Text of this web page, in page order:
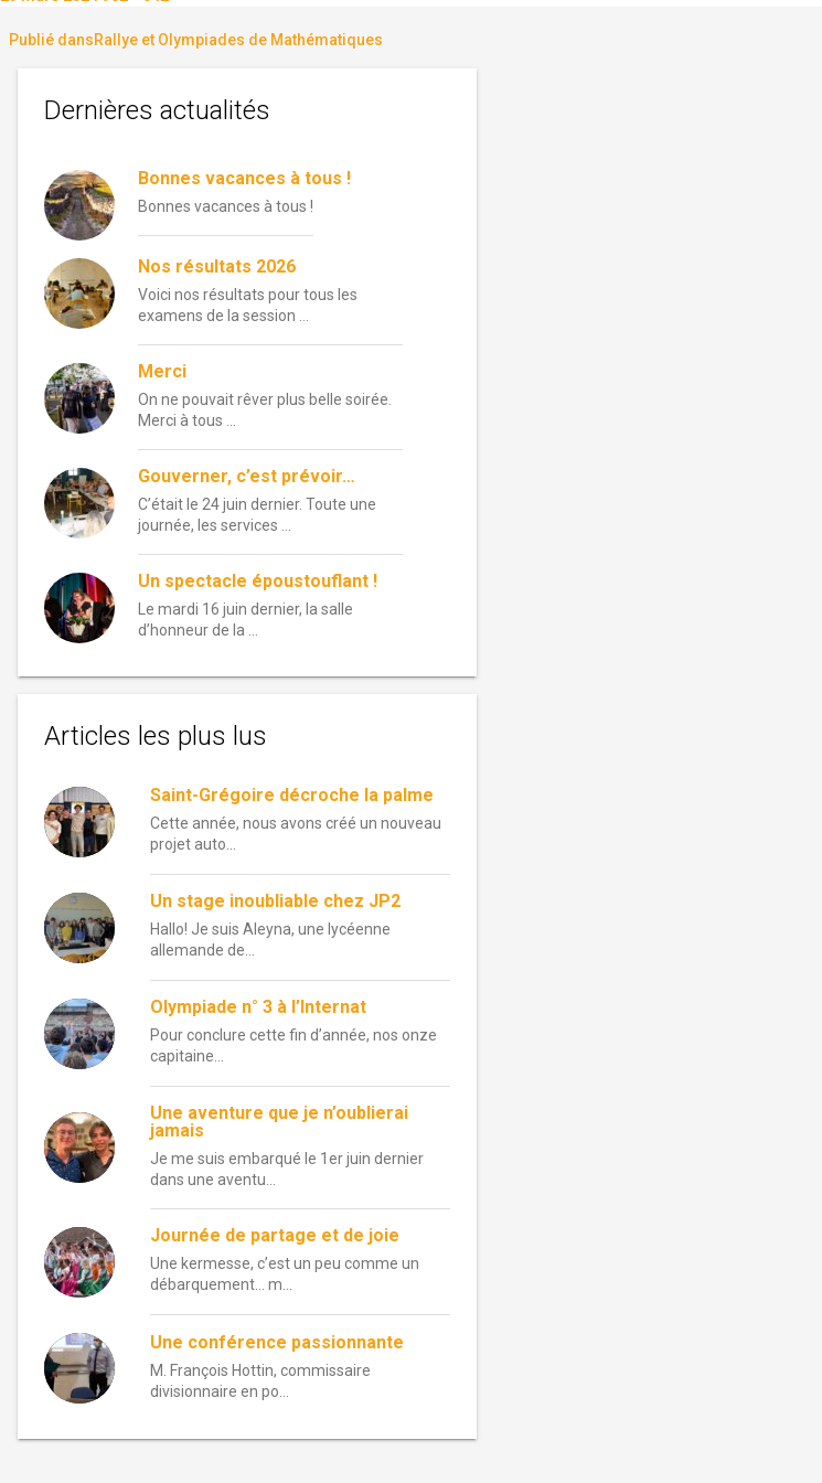
Navigation
de
l’article
Publié dansRallye et Olympiades de Mathématiques
Dernières actualités
Bonnes vacances à tous !
Bonnes vacances à tous !
Nos résultats 2026
Voici nos résultats pour tous les
examens de la session …
Merci
On ne pouvait rêver plus belle soirée.
Merci à tous …
Gouverner, c’est prévoir…
C’était le 24 juin dernier. Toute une
journée, les services …
Un spectacle époustouflant !
Le mardi 16 juin dernier, la salle
d’honneur de la …
Articles les plus lus
Saint-Grégoire décroche la palme
Cette année, nous avons créé un nouveau
projet auto...
Un stage inoubliable chez JP2
Hallo! Je suis Aleyna, une lycéenne
allemande de...
Olympiade n° 3 à l’Internat
Pour conclure cette fin d’année, nos onze
capitaine...
Une aventure que je n’oublierai
jamais
Je me suis embarqué le 1er juin dernier
dans une aventu...
Journée de partage et de joie
Une kermesse, c’est un peu comme un
débarquement… m...
Une conférence passionnante
M. François Hottin, commissaire
divisionnaire en po...